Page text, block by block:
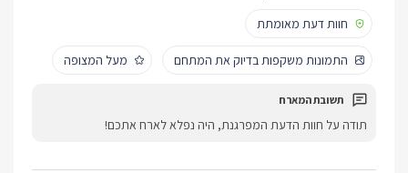
חוות דעת מאומתת
התמונות משקפות בדיוק את המתחם מעל המצופה
תודה על חוות הדעת המפרגנת, היה נפלא לארח אתכם!